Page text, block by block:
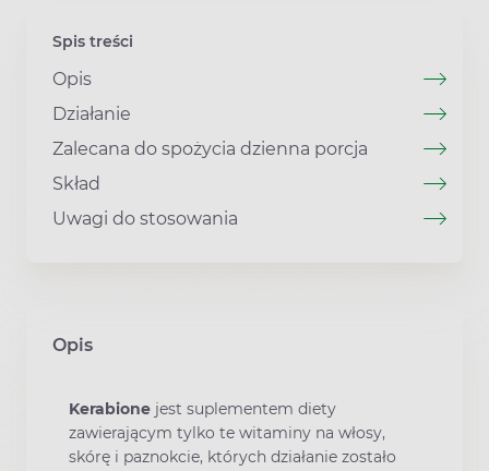
Spis treści
Opis
Działanie
Zalecana do spożycia dzienna porcja
Skład
Uwagi do stosowania
Opis
Kerabione jest suplementem diety
zawierającym tylko te witaminy na włosy,
skórę i paznokcie, których działanie zostało